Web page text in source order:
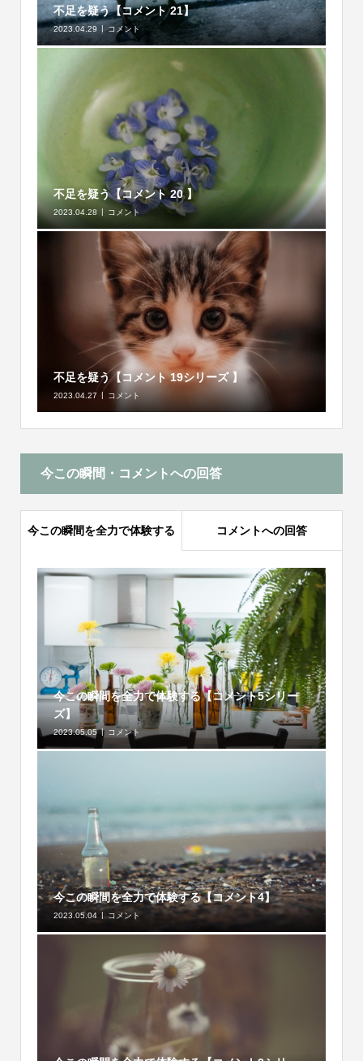
不足を疑う【コメント 21】
2023.04.29 コメント
不足を疑う【コメント 20 】
2023.04.28 コメント
不足を疑う【コメント 19シリーズ 】
2023.04.27 コメント
今この瞬間・コメントへの回答
今この瞬間を全力で体験する コメントへの回答
今この瞬間を全力で体験する【コメント5シリー
ズ】
2023.05.05 コメント
今この瞬間を全力で体験する【コメント4】
2023.05.04 コメント